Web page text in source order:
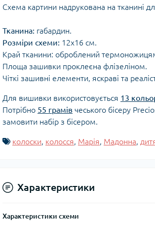
Схема картини надрукована на тканині
Тканина: габардин.
Розміри схеми: 12x16 см.
Край тканини: оброблений
Площа зашивки проклеєна флізеліном.
Чіткі зашивні елементи, яскраві та
Для вишивки використовується 13
Потрібно 55 грамів чеського бісеру
замовити набір з бісером.
колоски, колосся, Марія, Мадонна,
Характеристики
Характеристики схеми